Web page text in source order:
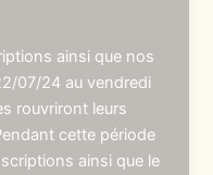
ainsi que nos
07/24 au vendredi
rouvriront leurs
cette période
ainsi que le